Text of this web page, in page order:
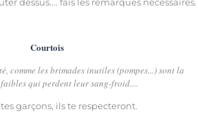
Courtois
comme les brimades inutiles (pompes...)sont la
qui perdent leur sang-froid....
garçons, ils te respecteront.